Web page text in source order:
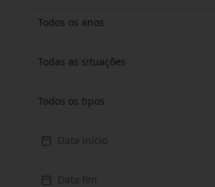
Todos os anos
Todas as situações
Todos os tipos
Data início
Data fim